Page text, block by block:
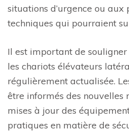
situations d’urgence ou aux
techniques qui pourraient
Il est important de
les chariots élévateurs
régulièrement actualisée.
être informés des nouvelles
mises à jour des
pratiques en matière de